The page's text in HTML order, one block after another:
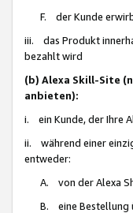
F. der Kunde
iii. das Produkt
bezahlt wird
(b) Alexa Skill-Site
anbieten):
i. ein Kunde, der Ihre
ii. während einer
entweder:
A. von der Alexa
B. eine Bestellung